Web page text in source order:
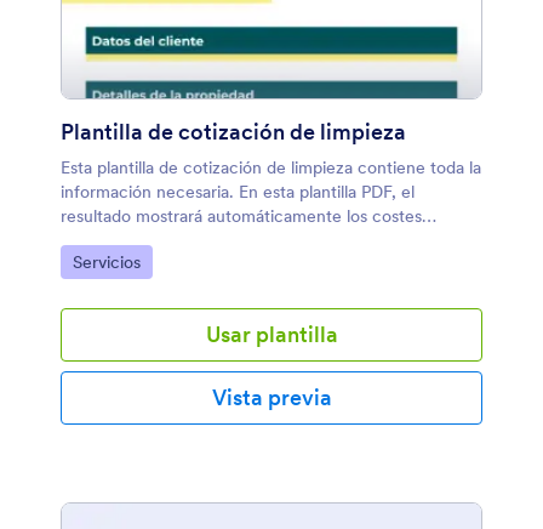
Plantilla de cotización de limpieza
Esta plantilla de cotización de limpieza contiene toda la
información necesaria. En esta plantilla PDF, el
resultado mostrará automáticamente los costes
calculados para cada servicio, y el importe total de los
servicios seleccionados.
Ir a Categoría:
Servicios
Usar plantilla
Vista previa